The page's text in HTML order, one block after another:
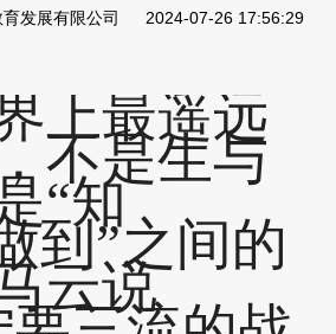
发展有限公司 2024-07-26 17:56:29
上最遥远
不是生与
“知
到”之间的
云说